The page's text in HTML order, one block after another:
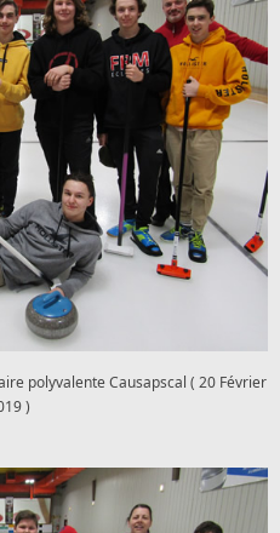
polyvalente Causapscal ( 20 Février
)